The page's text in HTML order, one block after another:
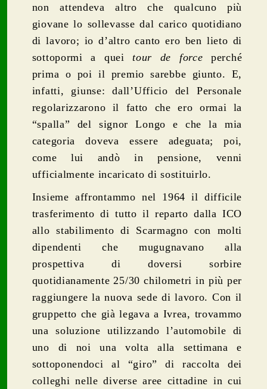
non attendeva altro che qualcuno più
giovane lo sollevasse dal carico quotidiano
di lavoro; io d’altro canto ero ben lieto di
sottopormi a queitour de forceperché
prima o poi il premio sarebbe giunto. E,
infatti, giunse: dall’Ufficio del Personale
regolarizzarono il fatto che ero ormai la
“spalla” del signor Longo e che la mia
categoria doveva essere adeguata; poi,
come lui andò in pensione, venni
ufficialmente incaricato di sostituirlo.
Insieme affrontammo nel 1964 il difficile
trasferimento di tutto il reparto dalla ICO
allo stabilimento di Scarmagno con molti
dipendenti che mugugnavano alla
prospettiva di doversi sorbire
quotidianamente 25/30 chilometri in più per
raggiungere la nuova sede di lavoro. Con il
gruppetto che già legava a Ivrea, trovammo
una soluzione utilizzando l’automobile di
uno di noi una volta alla settimana e
sottoponendoci al “giro” di raccolta dei
colleghi nelle diverse aree cittadine in cui